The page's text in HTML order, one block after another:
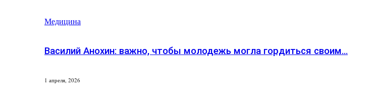
Медицина
Василий Анохин: важно, чтобы молодежь могла гордиться своим…
1 апреля, 2026